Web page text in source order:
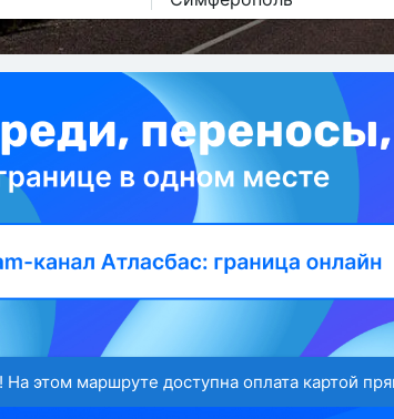
На этом маршруте доступна оплата картой